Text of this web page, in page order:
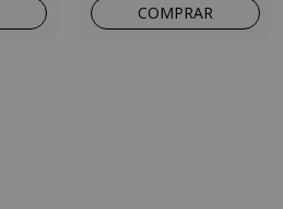
COMPRAR